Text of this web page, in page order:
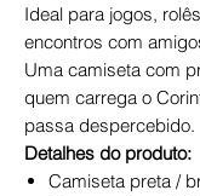
Ideal para jogos,
encontros com
Uma camiseta com
quem carrega o
passa despercebido.
Detalhes do produto:
Camiseta preta /